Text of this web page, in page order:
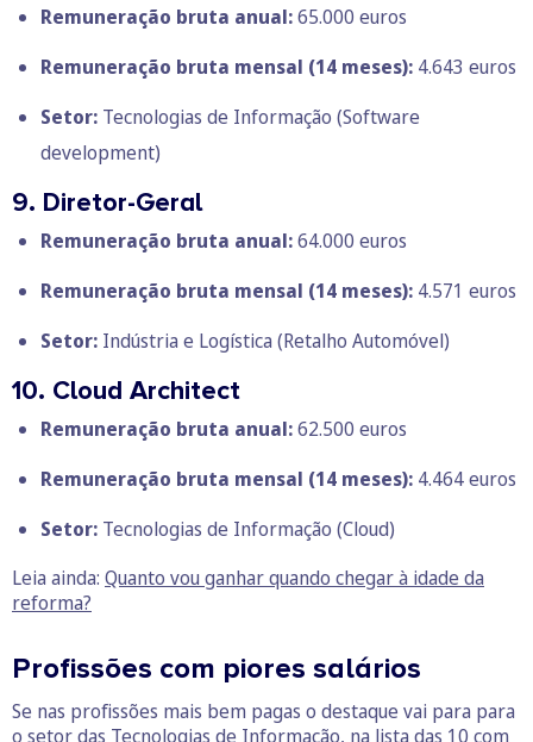
Remuneração bruta anual:65.000 euros
Remuneração bruta mensal (14 meses): 4.643 euros
Setor: Tecnologias de Informação (Software
development)
9. Diretor-Geral
Remuneração bruta anual:64.000 euros
Remuneração bruta mensal (14 meses): 4.571 euros
Setor: Indústria e Logística (Retalho Automóvel)
10. Cloud Architect
Remuneração bruta anual:62.500 euros
Remuneração bruta mensal (14 meses): 4.464 euros
Setor: Tecnologias de Informação (Cloud)
Leia ainda: Quanto vou ganhar quando chegar à idade da
reforma?
Profissões com piores salários
Se nas profissões mais bem pagas o destaque vai para para
o setor das Tecnologias de Informação, na lista das 10 com